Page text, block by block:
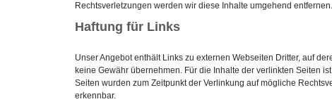
Rechtsverletzungen werden wir diese Inhalte umgehend entfernen.
Haftung für Links
Unser Angebot enthält Links zu externen Webseiten Dritter, auf
keine Gewähr übernehmen. Für die Inhalte der verlinkten Seiten
Seiten wurden zum Zeitpunkt der Verlinkung auf mögliche
erkennbar.